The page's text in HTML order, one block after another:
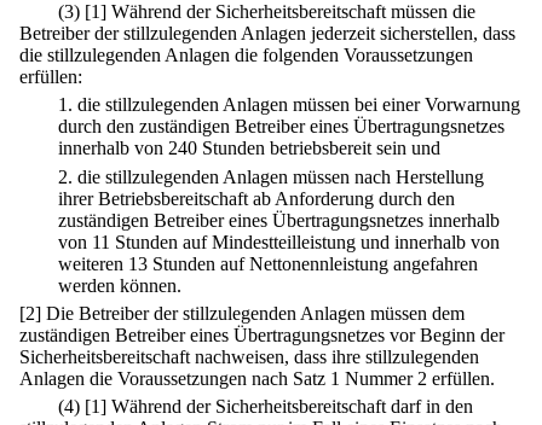
(3) [1] Während der Sicherheitsbereitschaft müssen die
Betreiber der stillzulegenden Anlagen jederzeit sicherstellen, dass
die stillzulegenden Anlagen die folgenden Voraussetzungen
erfüllen:
1. die stillzulegenden Anlagen müssen bei einer Vorwarnung
durch den zuständigen Betreiber eines Übertragungsnetzes
innerhalb von 240 Stunden betriebsbereit sein und
2. die stillzulegenden Anlagen müssen nach Herstellung
ihrer Betriebsbereitschaft ab Anforderung durch den
zuständigen Betreiber eines Übertragungsnetzes innerhalb
von 11 Stunden auf Mindestteilleistung und innerhalb von
weiteren 13 Stunden auf Nettonennleistung angefahren
werden können.
[2] Die Betreiber der stillzulegenden Anlagen müssen dem
zuständigen Betreiber eines Übertragungsnetzes vor Beginn der
Sicherheitsbereitschaft nachweisen, dass ihre stillzulegenden
Anlagen die Voraussetzungen nach Satz 1 Nummer 2 erfüllen.
(4) [1] Während der Sicherheitsbereitschaft darf in den